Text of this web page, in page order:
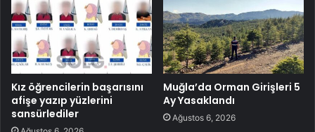
Kız öğrencilerin başarısını
afişe yazıp yüzlerini
sansürlediler
Muğla’da Orman Girişleri 5
Ay Yasaklandı
Ağustos 6, 2026